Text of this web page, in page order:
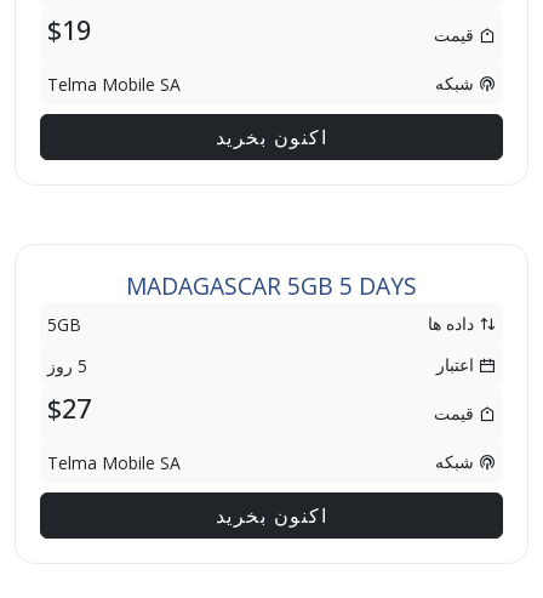
قیمت $19
شبکه Telma Mobile SA
اکنون بخرید
MADAGASCAR 5GB 5 DAYS
داده ها
5GB
اعتبار
5 روز
قیمت $27
شبکه Telma Mobile SA
اکنون بخرید